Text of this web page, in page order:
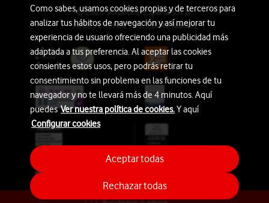
© 2026 Vodafone España S.A.U.
Avda. América 115, 28042 Madrid
Como sabes, usamos cookies propias y de terceros para
analizar tus hábitos de navegación y así mejorar tu
experiencia de usuario ofreciendo una publicidad más
adaptada a tus preferencia. Al aceptar las cookies
consientes estos usos, pero podrás retirar tu
consentimiento sin problema en las funciones de tu
navegador y no te llevará más de 4 minutos. Aquí
puedesVer nuestra política de cookies.Y aquí
Configurar cookies
Rechazar todas
Aceptar todas